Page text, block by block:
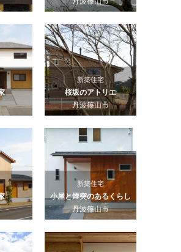
新築住宅
桜坂のアトリエ
丹波篠山市
新築住宅
小屋と煙突のあるくらし
丹波篠山市